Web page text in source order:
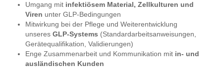
Umgang mit infektiösem Material, Zellkulturen und
Viren unter GLP-Bedingungen
Mitwirkung bei der Pflege und Weiterentwicklung
unseres GLP-Systems (Standardarbeitsanweisungen,
Gerätequalifikation, Validierungen)
Enge Zusammenarbeit und Kommunikation mit in- und
ausländischen Kunden